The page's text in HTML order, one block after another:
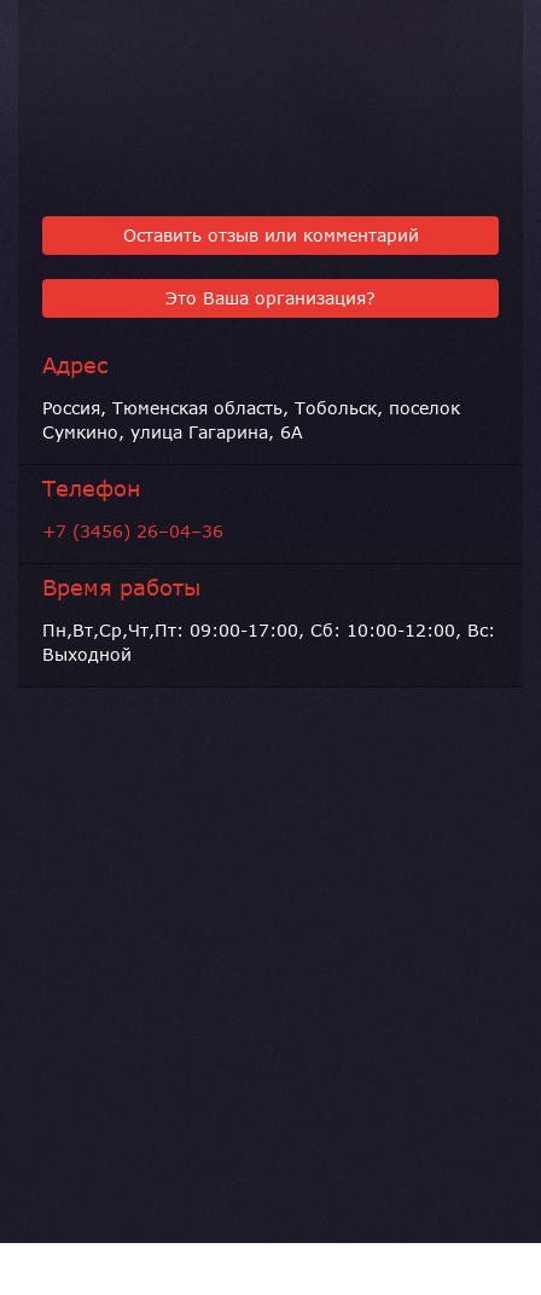
Оставить отзыв или комментарий
Это Ваша организация?
Адрес
Россия, Тюменская область, Тобольск, поселок
Сумкино, улица Гагарина, 6А
Телефон
+7 (3456) 26–04–36
Время работы
Пн,Вт,Ср,Чт,Пт: 09:00-17:00, Сб: 10:00-12:00, Вс:
Выходной